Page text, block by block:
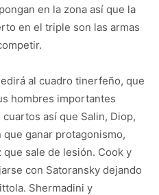
en la zona así que la
en el triple son las armas
al cuadro tinerfeño, que
hombres importantes
así que Salin, Diop,
ganar protagonismo,
sale de lesión. Cook y
con Satoransky dejando
Shermadini y